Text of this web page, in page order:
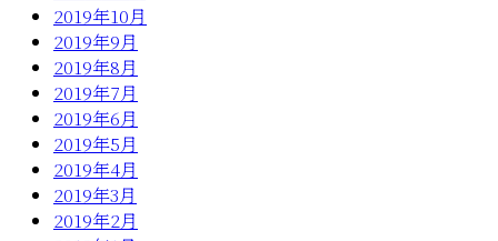
2019年10月
2019年9月
2019年8月
2019年7月
2019年6月
2019年5月
2019年4月
2019年3月
2019年2月